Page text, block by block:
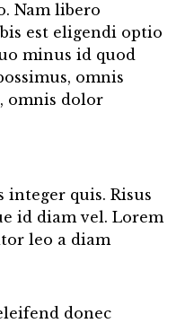
Nam libero
est eligendi optio
minus id quod
omnis
omnis dolor
quis. Risus
id diam vel. Lorem
leo a diam
donec